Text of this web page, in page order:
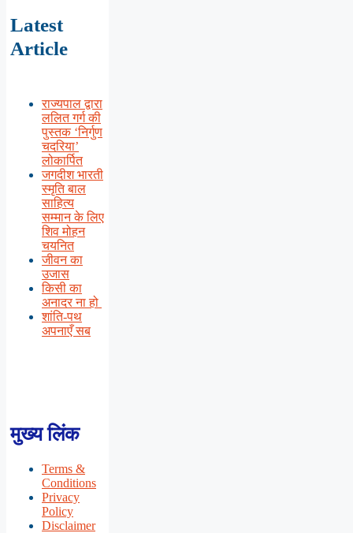
Latest
Article
राज्यपाल द्वारा
ललित गर्ग की
पुस्तक ‘निर्गुण
चदरिया’
लोकार्पित
जगदीश भारती
स्मृति बाल
साहित्य
सम्मान के लिए
शिव मोहन
चयनित
जीवन का
उजास
किसी का
अनादर ना हो
शांति-पथ
अपनाएँ सब
मुख्य लिंक
Terms &
Conditions
Privacy
Policy
Disclaimer